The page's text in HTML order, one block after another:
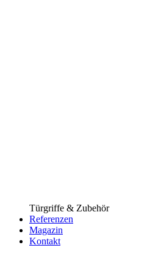
Türgriffe & Zubehör
Referenzen
Magazin
Kontakt